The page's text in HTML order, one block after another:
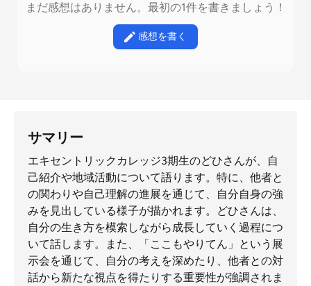
まだ感想はありません。最初の1件を書きましょう！
感想を書く
サマリー
エキセントリックカレッジ3期生のどひさんが、自
己紹介や地域活動について語ります。特に、他者と
の関わりや自己理解の進展を通じて、自分自身の強
みを見出している様子が描かれます。どひさんは、
自分の生き方を模索しながら成長していく過程につ
いて話します。また、「ここもやりてん」という展
示会を通じて、自分の考えを深めたり、他者との対
話から新たな視点を得たりする重要性が強調されま